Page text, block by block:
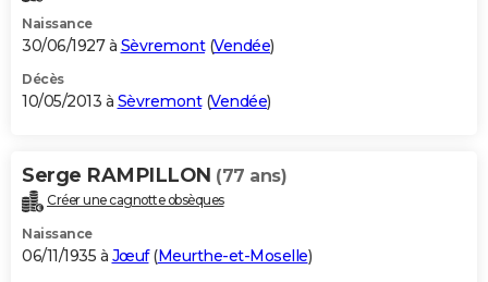
Naissance
30/06/1927 à Sèvremont(Vendée)
Décès
10/05/2013 à Sèvremont(Vendée)
Serge RAMPILLON (77 ans)
Créer une cagnotte obsèques
Naissance
06/11/1935 à Jœuf(Meurthe-et-Moselle)